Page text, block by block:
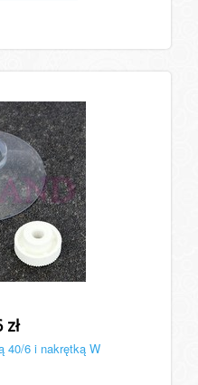
zł
40/6 i nakrętką W